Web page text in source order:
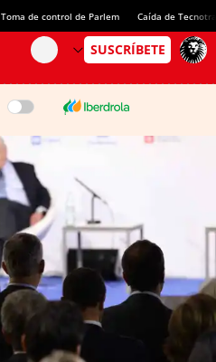
Toma de control de Parlem Caída de